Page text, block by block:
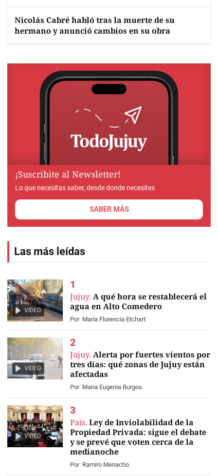
Nicolás Cabré habló tras la muerte de su
hermano y anunció cambios en su obra
¡Suscribite al Newsletter!
Lo que necesitas saber, desde donde necesites
SABER MÁS
Las más leídas
VIDEO
Jujuy. A qué hora se restablecerá el
agua en Alto Comedero
Por María Florencia Etchart
VIDEO
Jujuy. Alerta por fuertes vientos por
tres días: qué zonas de Jujuy están
afectadas
Por Maria Eugenia Burgos
VIDEO
País. Ley de Inviolabilidad de la
Propiedad Privada: sigue el debate
y se prevé que voten cerca de la
medianoche
Por Ramiro Menacho